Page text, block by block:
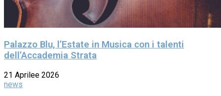
Palazzo Blu, l’Estate in Musica con i talenti
dell’Accademia Strata
21 Aprilee 2026
news